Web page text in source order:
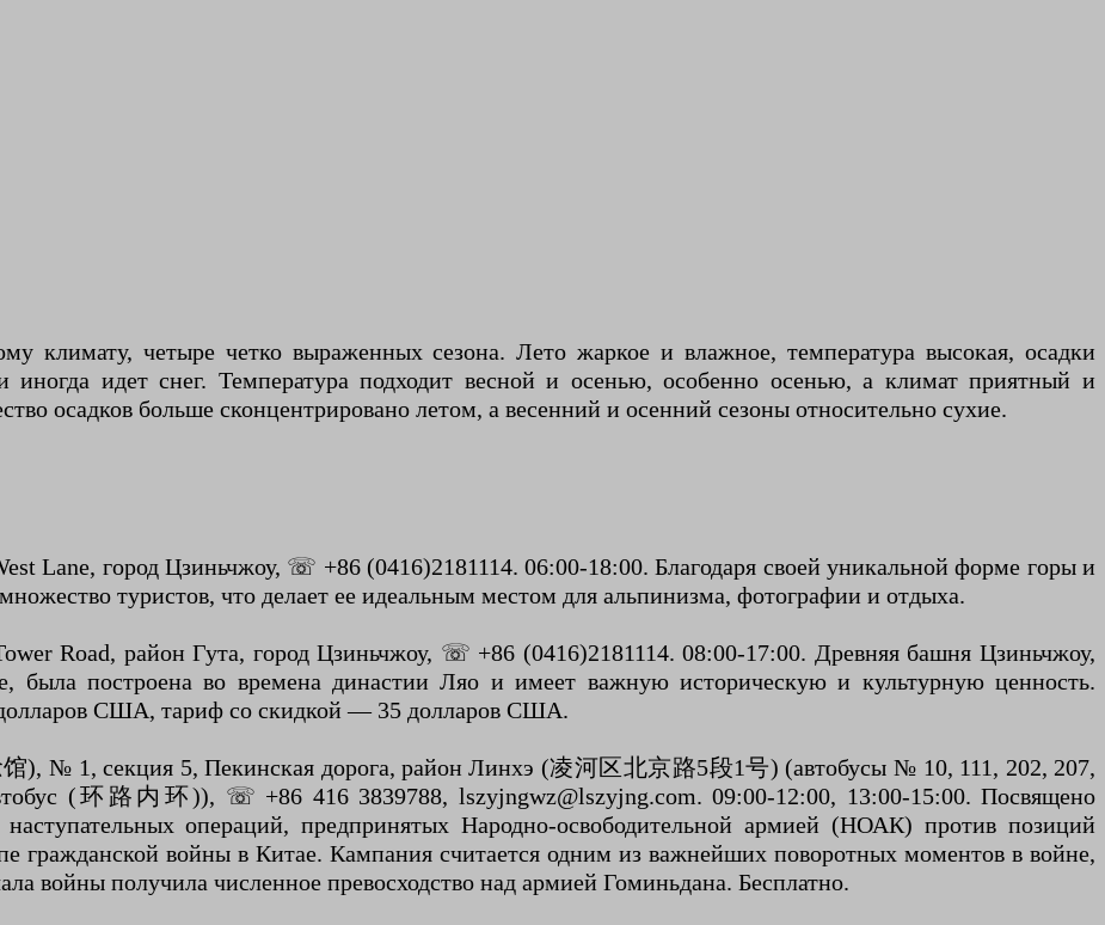
климату, четыре четко выраженных сезона. Лето жаркое и влажное, температура высокая, осадки
иногда идет снег. Температура подходит весной и осенью, особенно осенью, а климат приятный и
осадков больше сконцентрировано летом, а весенний и осенний сезоны относительно сухие.
Lane, город Цзиньчжоу, ☏ +86 (0416)2181114. 06:00-18:00. Благодаря своей уникальной форме горы и
туристов, что делает ее идеальным местом для альпинизма, фотографии и отдыха.
Road, район Гута, город Цзиньчжоу, ☏ +86 (0416)2181114. 08:00-17:00. Древняя башня Цзиньчжоу,
была построена во времена династии Ляо и имеет важную историческую и культурную ценность.
долларов США, тариф со скидкой — 35 долларов США.
№ 1, секция 5, Пекинская дорога, район Линхэ (凌河区北京路5段1号) (автобусы № 10, 111, 202, 207,
(环路内环)), ☏ +86 416 3839788, lszyjngwz@lszyjng.com. 09:00-12:00, 13:00-15:00. Посвящено
операций, предпринятых Народно-освободительной армией (НОАК) против позиций
гражданской войны в Китае. Кампания считается одним из важнейших поворотных моментов в войне,
войны получила численное превосходство над армией Гоминьдана. Бесплатно.